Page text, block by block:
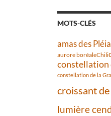
MOTS-CLÉS
amas des
aurore boréaleChili
constellation
constellation de la
croissant
lumière